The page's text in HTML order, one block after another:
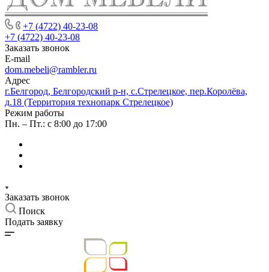
+7 (4722) 40-23-08
+7 (4722) 40-23-08
Заказать звонок
E-mail
dom.mebeli@rambler.ru
Адрес
г.Белгород, Белгородский р-н, с.Стрелецкое, пер.Королёва,
д.18 (Территория технопарк Стрелецкое)
Режим работы
Пн. – Пт.: с 8:00 до 17:00
Заказать звонок
Поиск
Подать заявку